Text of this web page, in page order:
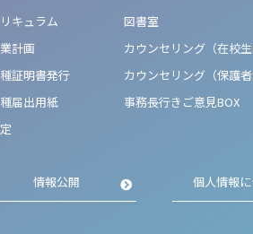
キュラム
計画
証明書発行
届出用紙
図書室
カウンセリング（在校生
カウンセリング（保護者
事務長行きご意見BOX
情報公開 個人情報